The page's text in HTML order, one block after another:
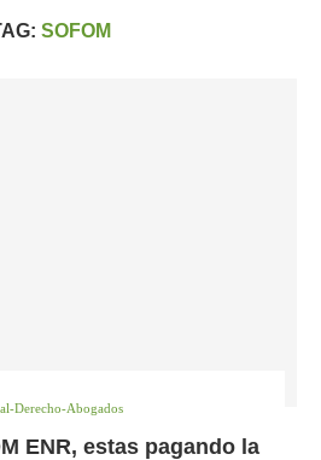
SOFOM
Derecho-Abogados
ENR, estas pagando la